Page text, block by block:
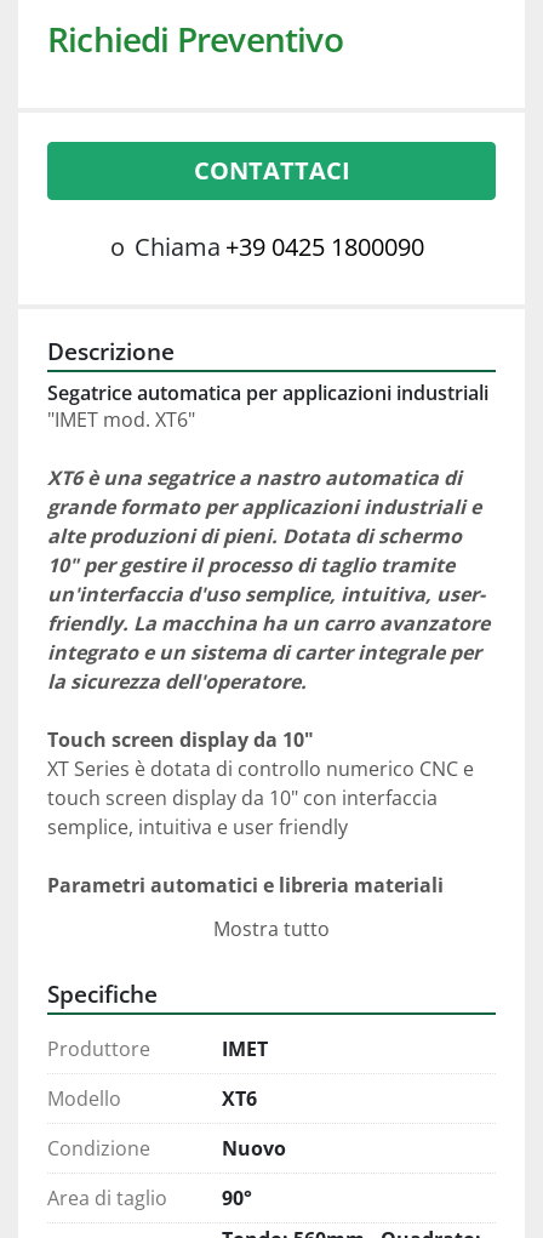
Richiedi Preventivo
CONTATTACI
o Chiama +39 0425 1800090
Descrizione
Segatrice automatica per applicazioni industriali
"IMET mod. XT6"
XT6 è una segatrice a nastro automatica di
grande formato per applicazioni industriali e
alte produzioni di pieni. Dotata di schermo
10" per gestire il processo di taglio tramite
un'interfaccia d'uso semplice, intuitiva, user-
friendly. La macchina ha un carro avanzatore
integrato e un sistema di carter integrale per
la sicurezza dell'operatore.
Touch screen display da 10"
XT Series è dotata di controllo numerico CNC e
touch screen display da 10" con interfaccia
semplice, intuitiva e user friendly
Parametri automatici e libreria materiali
parametri di taglio per oltre 150 materiali,
l'interfaccia dello schermo touch.
Sicurezza dell'operatore
La sicurezza dell'operatore è garantita da un
sistema di carterature di nuovo design a
protezione delle pulegge guidalama, della lama e
delle parti di movimento dell'arco. Tutte le parti
in movimento sono protette ed inaccessibili
Mostra tutto
Specifiche
Produttore
IMET
Modello
XT6
Condizione
Nuovo
Area di taglio
90°